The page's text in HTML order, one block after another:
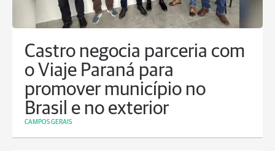
Castro negocia parceria com
o Viaje Paraná para
promover município no
Brasil e no exterior
CAMPOS GERAIS